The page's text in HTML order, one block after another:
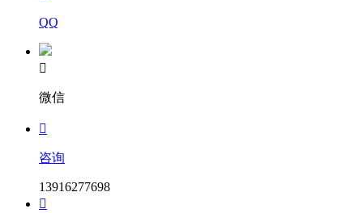
QQ

微信

咨询
13916277698
